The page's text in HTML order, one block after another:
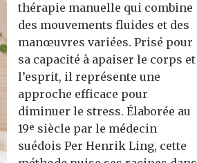
thérapie manuelle qui combine
des mouvements fluides et des
manœuvres variées. Prisé pour
sa capacité à apaiser le corps et
l’esprit, il représente une
approche efficace pour
diminuer le stress. Élaborée au
19ᵉ siècle par le médecin
suédois Per Henrik Ling, cette